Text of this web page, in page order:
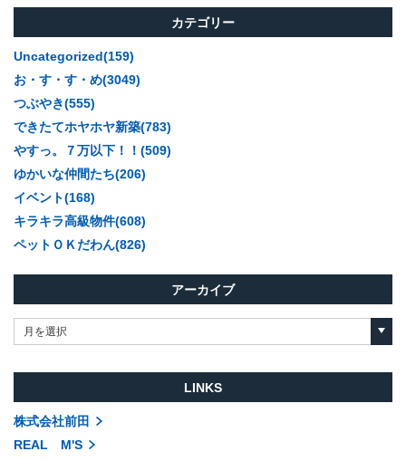
カテゴリー
Uncategorized(159)
お・す・す・め(3049)
つぶやき(555)
できたてホヤホヤ新築(783)
やすっ。７万以下！！(509)
ゆかいな仲間たち(206)
イベント(168)
キラキラ高級物件(608)
ペットＯＫだわん(826)
アーカイブ
月を選択
LINKS
株式会社前田
REAL M'S